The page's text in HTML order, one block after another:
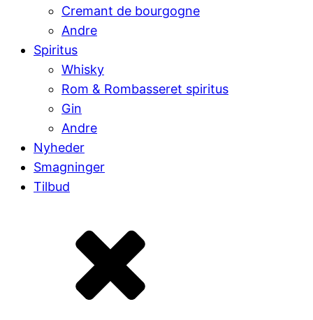
Cremant de bourgogne
Andre
Spiritus
Whisky
Rom & Rombasseret spiritus
Gin
Andre
Nyheder
Smagninger
Tilbud